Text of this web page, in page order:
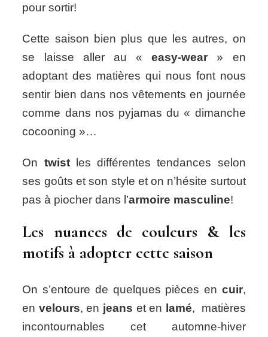
pour sortir!
Cette saison bien plus que les autres, on
se laisse aller au «easy-wear » en
adoptant des matières qui nous font nous
sentir bien dans nos vêtements en journée
comme dans nos pyjamas du « dimanche
cocooning »…
On twistles différentes tendances selon
ses goûts et son style et on n’hésite surtout
pas à piocher dans l’armoire masculine!
Les nuances de couleurs & les
motifs à adopter cette saison
On s’entoure de quelques pièces en cuir,
en velours, en jeans et en lamé, matières
incontournables cet automne-hiver